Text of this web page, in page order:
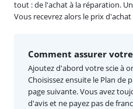
tout : de l'achat à la réparation.
Vous recevrez alors le prix
Comment assurer
Ajoutez d'abord votre scie à
Choisissez ensuite le Plan de
page suivante. Vous avez
d'avis et ne payez pas de